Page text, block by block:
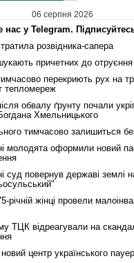
06 серпня 2026
нас у Telegram.
розвідника-сапера
причетних до
перекриють рух на
тепломереж
обвалу ґрунту почали
Хмельницького
тимчасово залишиться
молодята оформили новий
суд повернув державі землі
річній жінці провели
ТЦК відреагували на
центр українського